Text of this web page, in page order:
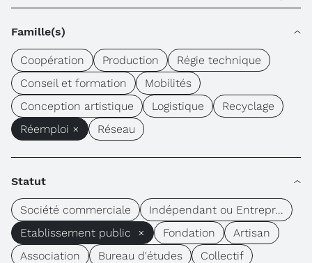
Famille(s)
Coopération Production
Régie technique
Conseil et formation
Mobilités
Conception artistique
Logistique
Recyclage
Réemploi ×
Réseau
Statut
Société commerciale
Indépendant ou Entrepr...
Etablissement public ×
Fondation
Artisan
Association
Bureau d'études
Collectif